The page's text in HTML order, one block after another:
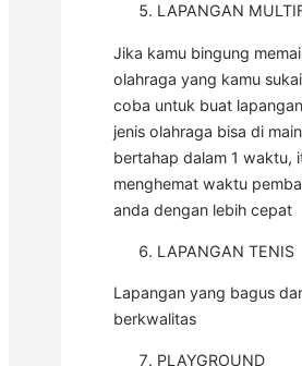
LAPANGAN
Jika kamu bingung
olahraga yang kamu
coba untuk buat
jenis olahraga bisa di
bertahap dalam 1 waktu,
menghemat waktu
anda dengan lebih cepat
LAPANGAN TENIS
Lapangan yang bagus
berkwalitas
PLAYGROUND